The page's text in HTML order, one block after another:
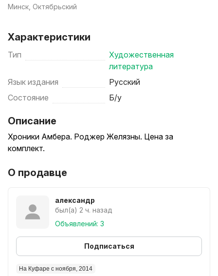
Минск, Октябрьский
Характеристики
Тип
Художественная
литература
Язык издания
Русский
Состояние
Б/у
Описание
Хроники Амбера. Роджер Желязны. Цена за
комплект.
О продавце
александр
был(а) 2 ч. назад
Объявлений: 3
Подписаться
На Куфаре с ноября, 2014